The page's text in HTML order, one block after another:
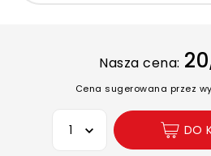
Nasza cena:
Cena sugerowana przez
Wybierz opcję
DO